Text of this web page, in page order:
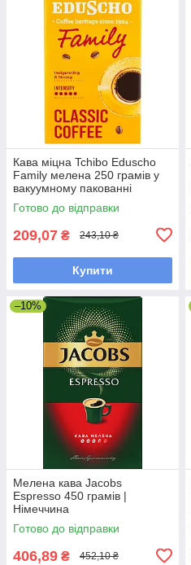
Кава міцна Tchibo Eduscho
Family мелена 250 грамів у
вакуумному пакованні
Готово до відправки
209,07 ₴ 243,10 ₴
Купити
–10%
Мелена кава Jacobs
Espresso 450 грамів |
Німеччина
Готово до відправки
406,89 ₴ 452,10 ₴